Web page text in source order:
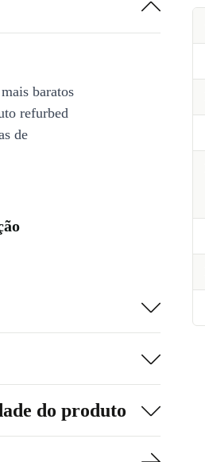
baratos
refurbed
de
do produto